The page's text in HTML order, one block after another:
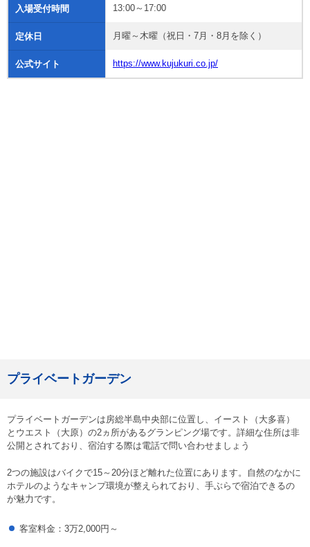
入場受付時間 13:00～17:00
定休日 月曜～木曜（祝日・7月・8月を除く）
公式サイト https://www.kujukuri.co.jp/
プライベートガーデン
プライベートガーデンは房総半島中央部に位置し、イースト（大多喜）
とウエスト（大原）の2ヵ所があるグランピング場です。詳細な住所は非
公開とされており、宿泊する際は電話で問い合わせましょう
2つの施設はバイクで15～20分ほど離れた位置にあります。自然のなかに
ホテルのようなキャンプ環境が整えられており、手ぶらで宿泊できるの
が魅力です。
客室料金：3万2,000円～